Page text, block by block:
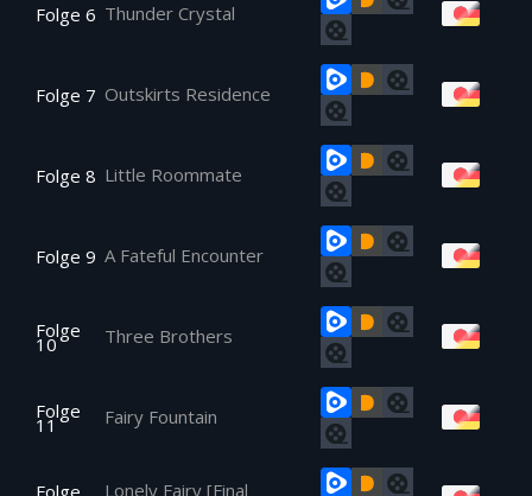
Folge 6 Thunder Crystal
Folge 7 Outskirts Residence
Folge 8 Little Roommate
Folge 9 A Fateful Encounter
Folge
10 Three Brothers
Folge
11 Fairy Fountain
Folge
Lonely Fairy [Final